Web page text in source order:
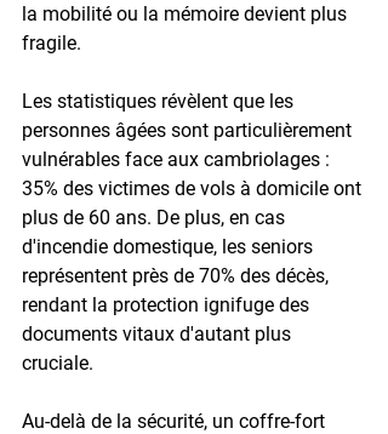
la mobilité ou la mémoire devient plus
fragile.
Les statistiques révèlent que les
personnes âgées sont particulièrement
vulnérables face aux cambriolages :
35% des victimes de vols à domicile ont
plus de 60 ans. De plus, en cas
d'incendie domestique, les seniors
représentent près de 70% des décès,
rendant la protection ignifuge des
documents vitaux d'autant plus
cruciale.
Au-delà de la sécurité, un coffre-fort